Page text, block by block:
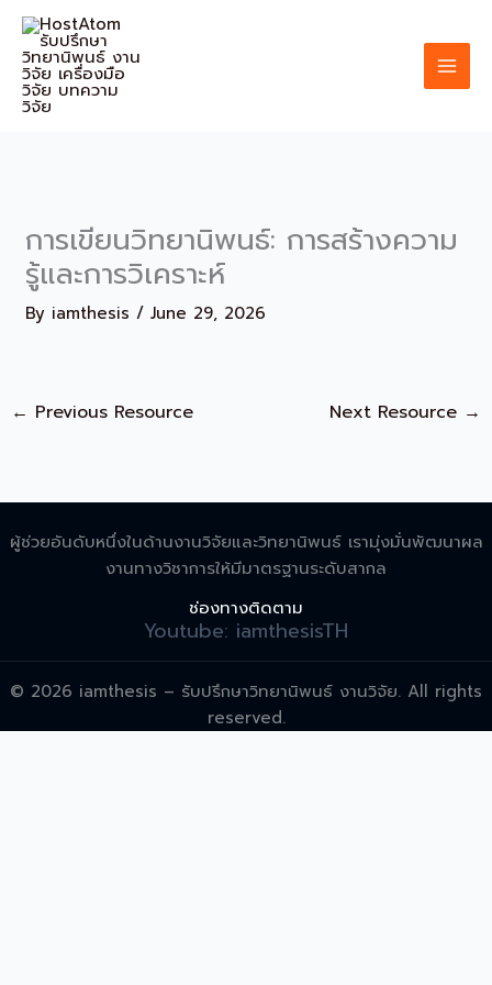
Skip
content
การเขียนวิทยานิพนธ์: การสร้างความ
รู้และการวิเคราะห์
By iamthesis/June 29, 2026
← Previous Resource Next Resource →
ผู้ช่วยอันดับหนึ่งในด้านงานวิจัยและวิทยานิพนธ์ เรามุ่งมั่นพัฒนาผล
งานทางวิชาการให้มีมาตรฐานระดับสากล
ช่องทางติดตาม
Youtube: iamthesisTH
© 2026 iamthesis – รับปรึกษาวิทยานิพนธ์ งานวิจัย. All rights
reserved.